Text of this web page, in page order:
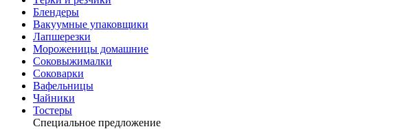
Блендеры
Вакуумные упаковщики
Лапшерезки
Мороженицы домашние
Соковыжималки
Соковарки
Вафельницы
Чайники
Тостеры
Специальное предложение